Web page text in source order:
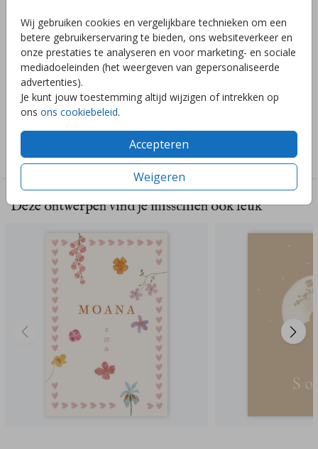
Wij gebruiken cookies en vergelijkbare technieken om een
betere gebruikerservaring te bieden, ons websiteverkeer en
onze prestaties te analyseren en voor marketing- en sociale
mediadoeleinden (het weergeven van gepersonaliseerde
advertenties).
Je kunt jouw toestemming altijd wijzigen of intrekken op
ons ons cookiebeleid.
Accepteren
Weigeren
getekende luchtballon en een hartjesboog. Pas de
achtergrondkleuren en gedichtje gemakkelijk zelf aan in de
handige editor. Liever een ander formaat of heb je hulp
nodig? Wij helpen je graag!
Toon meer
Collectie
Posters
Deze ontwerpen vind je misschien ook leuk